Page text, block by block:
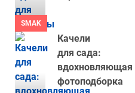
SMAK
Качели
для сада:
вдохновляющая
фотоподборка